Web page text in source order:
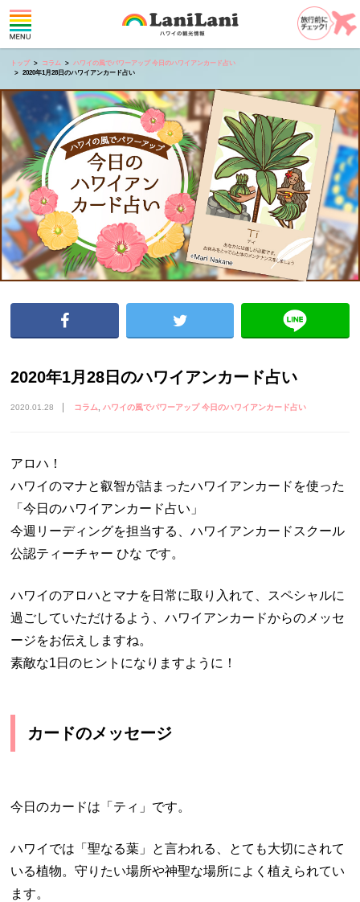
トップ コラム
ハワイの風でパワーアップ 今日のハワイアンカード占い
2020年1月28日のハワイアンカード占い
2020年1月28日のハワイアンカード占い
2020.01.28 コラム ハワイの風でパワーアップ 今日のハワイアンカード占い
アロハ！
ハワイのマナと叡智が詰まったハワイアンカードを使った
「今日のハワイアンカード占い」
今週リーディングを担当する、ハワイアンカードスクール
公認ティーチャー ひな です。
ハワイのアロハとマナを日常に取り入れて、スペシャルに
過ごしていただけるよう、ハワイアンカードからのメッセ
ージをお伝えしますね。
素敵な1日のヒントになりますように！
カードのメッセージ
今日のカードは「ティ」です。
ハワイでは「聖なる葉」と言われる、とても大切にされて
いる植物。守りたい場所や神聖な場所によく植えられてい
ます。